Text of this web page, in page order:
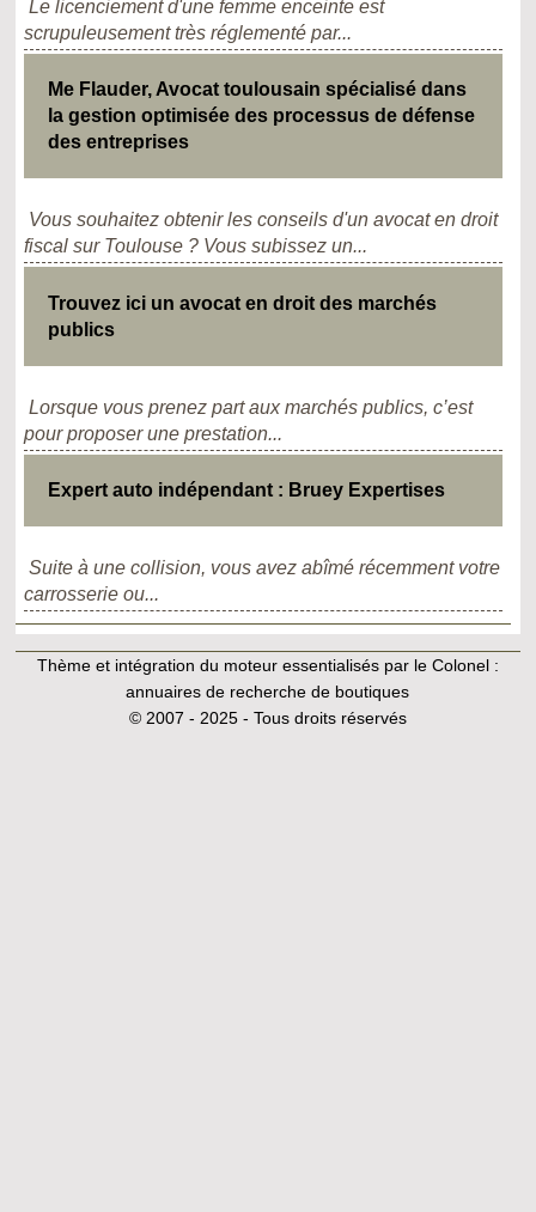
Le licenciement d'une femme enceinte est
scrupuleusement très réglementé par...
Me Flauder, Avocat toulousain spécialisé dans
la gestion optimisée des processus de défense
des entreprises
Vous souhaitez obtenir les conseils d'un avocat en droit
fiscal sur Toulouse ? Vous subissez un...
Trouvez ici un avocat en droit des marchés
publics
Lorsque vous prenez part aux marchés publics, c’est
pour proposer une prestation...
Expert auto indépendant : Bruey Expertises
Suite à une collision, vous avez abîmé récemment votre
carrosserie ou...
Thème et intégration du moteur essentialisés par le Colonel :
annuaires de recherche de boutiques
© 2007 - 2025 - Tous droits réservés